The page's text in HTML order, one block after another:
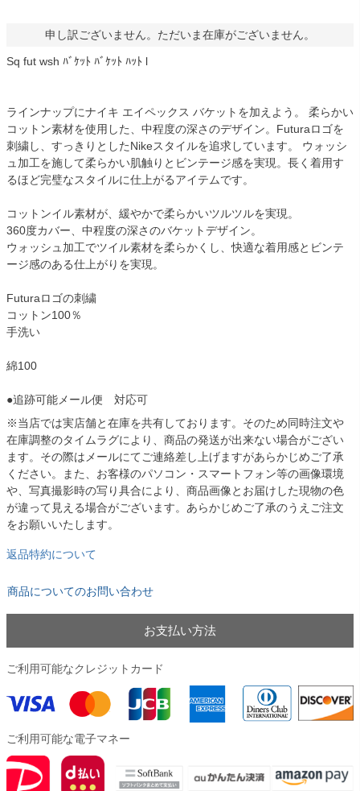
申し訳ございません。ただいま在庫がございません。
Sq fut wsh ﾊﾞｹｯﾄ ﾊﾞｹｯﾄ ﾊｯﾄ l
ラインナップにナイキ エイペックス バケットを加えよう。 柔らかい
コットン素材を使用した、中程度の深さのデザイン。Futuraロゴを
刺繍し、すっきりとしたNikeスタイルを追求しています。 ウォッシ
ュ加工を施して柔らかい肌触りとビンテージ感を実現。長く着用す
るほど完璧なスタイルに仕上がるアイテムです。
コットンイル素材が、緩やかで柔らかいツルツルを実現。
360度カバー、中程度の深さのバケットデザイン。
ウォッシュ加工でツイル素材を柔らかくし、快適な着用感とビンテ
ージ感のある仕上がりを実現。
Futuraロゴの刺繍
コットン100％
手洗い
綿100
●追跡可能メール便 対応可
※当店では実店舗と在庫を共有しております。そのため同時注文や
在庫調整のタイムラグにより、商品の発送が出来ない場合がござい
ます。その際はメールにてご連絡差し上げますがあらかじめご了承
ください。また、お客様のパソコン・スマートフォン等の画像環境
や、写真撮影時の写り具合により、商品画像とお届けした現物の色
が違って見える場合がございます。あらかじめご了承のうえご注文
をお願いいたします。
返品特約について
商品についてのお問い合わせ
お支払い方法
ご利用可能なクレジットカード
ご利用可能な電子マネー